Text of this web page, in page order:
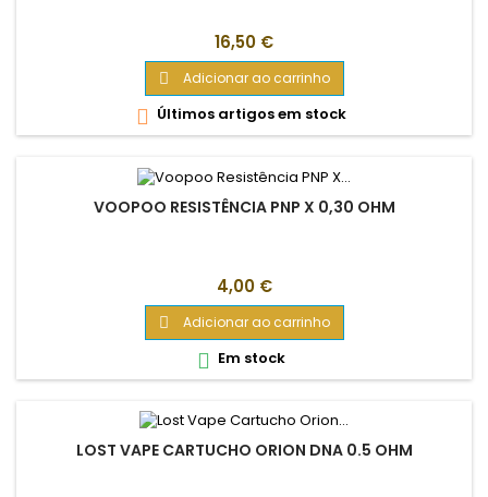
Preço
16,50 €
 Adicionar ao carrinho
 Últimos artigos em stock
VOOPOO RESISTÊNCIA PNP X 0,30 OHM
Preço
4,00 €
 Adicionar ao carrinho
 Em stock
LOST VAPE CARTUCHO ORION DNA 0.5 OHM